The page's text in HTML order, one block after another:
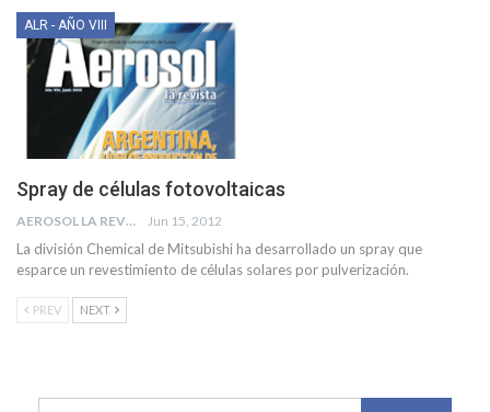
ALR - AÑO VIII
Spray de células fotovoltaicas
AEROSOL LA REVISTA Jun 15, 2012
La división Chemical de Mitsubishi ha desarrollado un spray que
esparce un revestimiento de células solares por pulverización.
PREV NEXT